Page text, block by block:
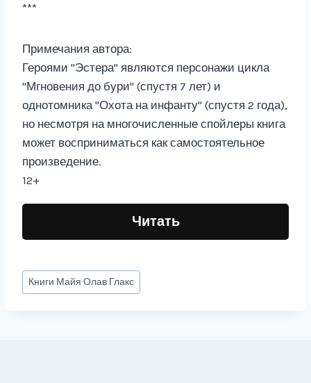
***
Примечания автора:
Героями "Эстера" являются персонажи цикла
"Мгновения до бури" (спустя 7 лет) и
однотомника "Охота на инфанту" (спустя 2 года),
но несмотря на многочисленные спойлеры книга
может восприниматься как самостоятельное
произведение.
12+
Читать
Метки
записи:
Книги Майя Олав Глакс